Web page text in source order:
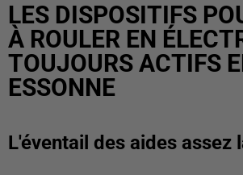
LES DISPOSITIFS
À ROULER EN
TOUJOURS ACTIFS
ESSONNE
L'éventail des aides assez